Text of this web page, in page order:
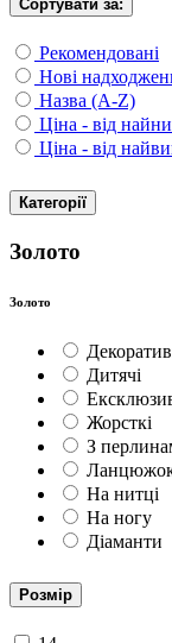
Сортувати за:
Рекомендовані
Нові
Назва (A-Z)
Ціна - від
Ціна - від
Категорії
Золото
Золото
Дитячі
Жорсткі
З
На нитці
На ногу
Діаманти
Розмір